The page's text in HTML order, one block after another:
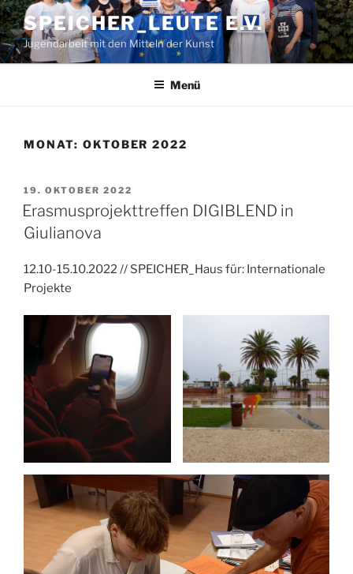
Zum
Inhalt
springen
SPEICHER_LEUTE E.V.
Jugendarbeit mit den Mitteln der Kunst
Menü
MONAT: OKTOBER 2022
VERÖFFENTLICHT
AM
19. OKTOBER 2022
Erasmusprojekttreffen DIGIBLEND in
Giulianova
12.10-15.10.2022 // SPEICHER_Haus für: Internationale
Projekte